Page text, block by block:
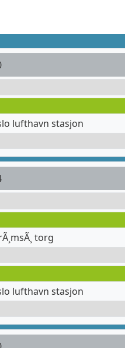
lufthavn stasjon
torg
lufthavn stasjon